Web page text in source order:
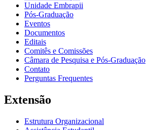
Unidade Embrapii
Pós-Graduação
Eventos
Documentos
Editais
Comitês e Comissões
Câmara de Pesquisa e Pós-Graduação
Contato
Perguntas Frequentes
Extensão
Estrutura Organizacional